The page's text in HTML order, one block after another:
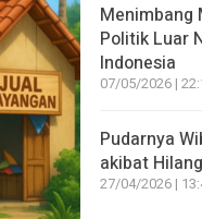
Menimbang
Politik Luar
Indonesia
07/05/2026 |
Pudarnya
akibat
27/04/2026 |